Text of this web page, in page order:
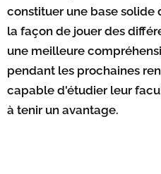
constituer une base solide
la façon de jouer des
une meilleure
pendant les prochaines
capable d'étudier leur
à tenir un avantage.